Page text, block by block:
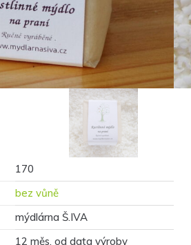
170
bez vůně
mýdlárna Š.IVA
12 měs. od data výroby